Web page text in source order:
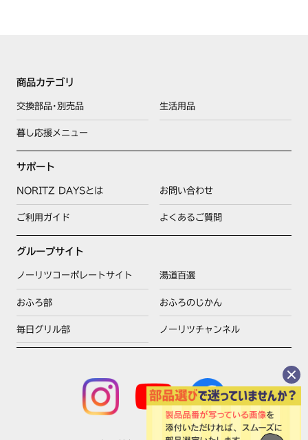
商品カテゴリ
交換部品･別売品 生活用品
暮し応援メニュー
サポート
NORITZ DAYSとは お問い合わせ
ご利用ガイド よくあるご質問
グループサイト
ノーリツコーポレートサイト 湯道百選
おふろ部 おふろのじかん
毎日グリル部 ノーリツチャンネル